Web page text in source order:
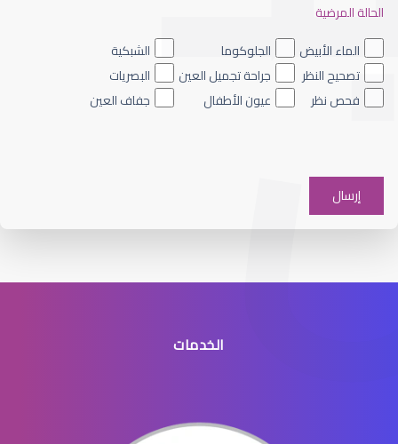
الجراحة التجميلية للعيون
جراحه تجميل العيون
الحالة المرضية
الماء الأبيض
الجلوكوما
الشبكية
تصحيح النظر
جراحة تجميل العين
البصريات
فحص نظر
عيون الأطفال جفاف العين
الخدمات